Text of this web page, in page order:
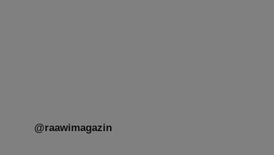
@raawimagazin